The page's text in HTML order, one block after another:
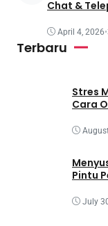
Chat &
April 4, 2026•
Terbaru
Stres
Cara
Pintu
July